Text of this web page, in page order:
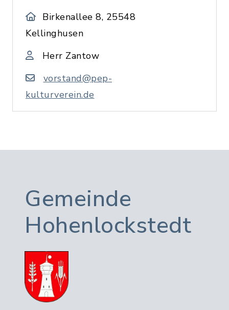
Birkenallee 8, 25548
Kellinghusen
Herr Zantow
vorstand@pep-
kulturverein.de
Gemeinde
Hohenlockstedt